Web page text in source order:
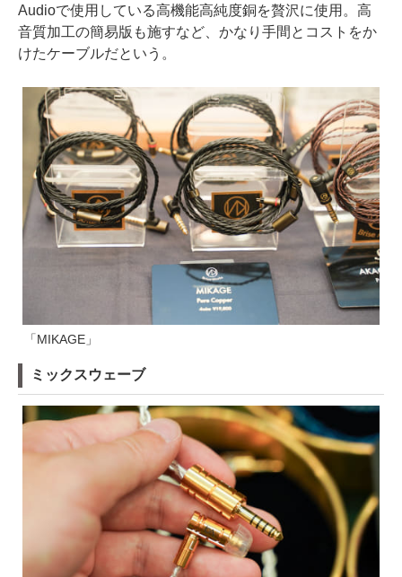
Audioで使用している高機能高純度銅を贅沢に使用。高
音質加工の簡易版も施すなど、かなり手間とコストをか
けたケーブルだという。
「MIKAGE」
ミックスウェーブ